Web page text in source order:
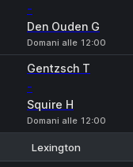
-
Den Ouden G
Domani alle 12:00
Gentzsch T
-
Squire H
Domani alle 12:00
Lexington